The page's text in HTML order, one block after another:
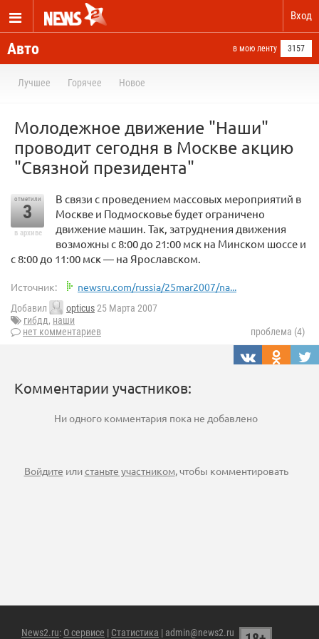
Вход
Авто в мою ленту 3157
Лучшее Горячее Новое
Молодежное движение "Наши"
проводит сегодня в Москве акцию
"Связной президента"
отметили
3
в архиве
В связи с проведением массовых мероприятий в
Москве и Подмосковье будет ограничено
движение машин. Так, затруднения движения
возможны с 8:00 до 21:00 мск на Минском шоссе и
c 8:00 до 11:00 мск — на Ярославском.
Источник: newsru.com/russia/25mar2007/na...
Добавил opticus25 Марта 2007
гибдд, наши
нет комментариев
проблема (4)
Комментарии участников:
Ни одного комментария пока не добавлено
Войдите илистаньте участником, чтобы комментировать
News2.ru: О сервисе | Статистика | admin@news2.ru